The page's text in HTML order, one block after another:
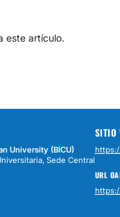
este artículo.
University (BICU)
Sede Central
SITIO
URL